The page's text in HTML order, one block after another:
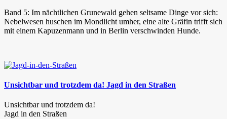
Band 5: Im nächtlichen Grunewald gehen seltsame Dinge vor sich:
Nebelwesen huschen im Mondlicht umher, eine alte Gräfin trifft sich
mit einem Kapuzenmann und in Berlin verschwinden Hunde.
Unsichtbar und trotzdem da! Jagd in den Straßen
Unsichtbar und trotzdem da!
Jagd in den Straßen